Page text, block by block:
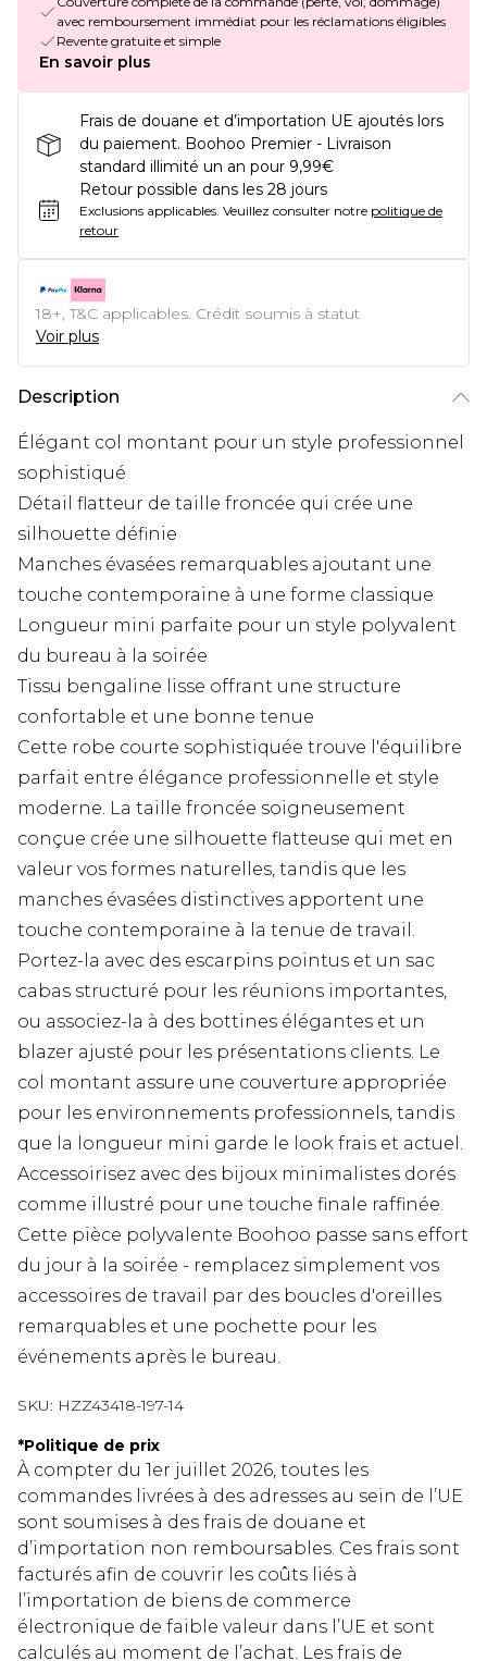
avec remboursement immédiat pour les réclamations éligibles
Revente gratuite et simple
En savoir plus
Frais de douane et d’importation UE ajoutés lors
du paiement. Boohoo Premier - Livraison
standard illimité un an pour 9,99€
Retour possible dans les 28 jours
Exclusions applicables. Veuillez consulter notre politique de
retour
18+, T&C applicables. Crédit soumis à statut
Voir plus
Description
Élégant col montant pour un style professionnel
sophistiqué
Détail flatteur de taille froncée qui crée une
silhouette définie
Manches évasées remarquables ajoutant une
touche contemporaine à une forme classique
Longueur mini parfaite pour un style polyvalent
du bureau à la soirée
Tissu bengaline lisse offrant une structure
confortable et une bonne tenue
Cette robe courte sophistiquée trouve l'équilibre
parfait entre élégance professionnelle et style
moderne. La taille froncée soigneusement
conçue crée une silhouette flatteuse qui met en
valeur vos formes naturelles, tandis que les
manches évasées distinctives apportent une
touche contemporaine à la tenue de travail.
Portez-la avec des escarpins pointus et un sac
cabas structuré pour les réunions importantes,
ou associez-la à des bottines élégantes et un
blazer ajusté pour les présentations clients. Le
col montant assure une couverture appropriée
pour les environnements professionnels, tandis
que la longueur mini garde le look frais et actuel.
Accessoirisez avec des bijoux minimalistes dorés
comme illustré pour une touche finale raffinée.
Cette pièce polyvalente Boohoo passe sans effort
du jour à la soirée - remplacez simplement vos
accessoires de travail par des boucles d'oreilles
remarquables et une pochette pour les
événements après le bureau.
SKU: HZZ43418-197-14
*Politique de prix
À compter du 1er juillet 2026, toutes les
commandes livrées à des adresses au sein de l’UE
sont soumises à des frais de douane et
d’importation non remboursables. Ces frais sont
facturés afin de couvrir les coûts liés à
l’importation de biens de commerce
électronique de faible valeur dans l’UE et sont
calculés au moment de l’achat. Les frais de